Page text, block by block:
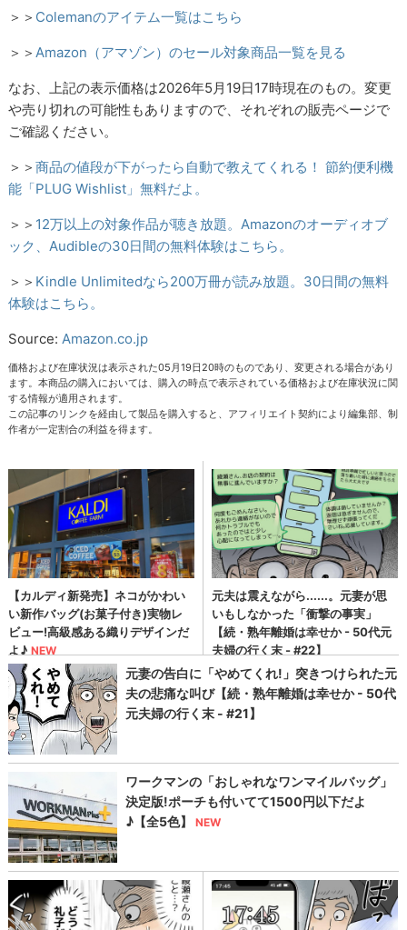
＞＞ Colemanのアイテム一覧はこちら
＞＞ Amazon（アマゾン）のセール対象商品一覧を見る
なお、上記の表示価格は2026年5月19日17時現在のもの。変更
や売り切れの可能性もありますので、それぞれの販売ページで
ご確認ください。
＞＞商品の値段が下がったら自動で教えてくれる！ 節約便利機
能「PLUG Wishlist」無料だよ。
＞＞ 12万以上の対象作品が聴き放題。Amazonのオーディオブ
ック、Audibleの30日間の無料体験はこちら。
＞＞ Kindle Unlimitedなら200万冊が読み放題。30日間の無料
体験はこちら。
Source: Amazon.co.jp
価格および在庫状況は表示された05月19日20時のものであり、変更される場合があり
ます。本商品の購入においては、購入の時点で表示されている価格および在庫状況に関
する情報が適用されます。
この記事のリンクを経由して製品を購入すると、アフィリエイト契約により編集部、制
作者が一定割合の利益を得ます。